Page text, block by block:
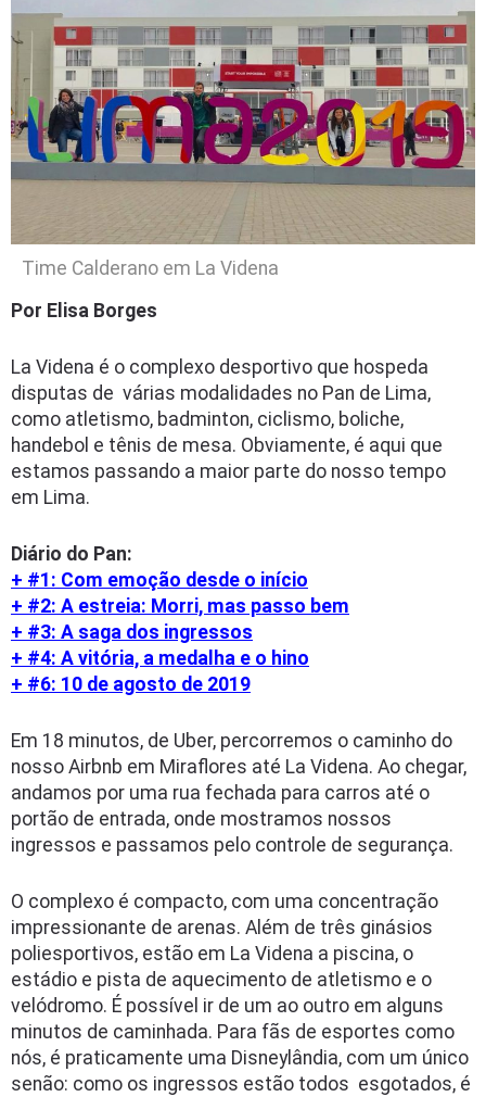
Time Calderano em La Videna
Por Elisa Borges
La Videna é o complexo desportivo que hospeda
disputas de várias modalidades no Pan de Lima,
como atletismo, badminton, ciclismo, boliche,
handebol e tênis de mesa. Obviamente, é aqui que
estamos passando a maior parte do nosso tempo
em Lima.
Diário do Pan:
+ #1: Com emoção desde o início
+ #2: A estreia: Morri, mas passo bem
+ #3: A saga dos ingressos
+ #4: A vitória, a medalha e o hino
+ #6: 10 de agosto de 2019
Em 18 minutos, de Uber, percorremos o caminho do
nosso Airbnb em Miraflores até La Videna. Ao chegar,
andamos por uma rua fechada para carros até o
portão de entrada, onde mostramos nossos
ingressos e passamos pelo controle de segurança.
O complexo é compacto, com uma concentração
impressionante de arenas. Além de três ginásios
poliesportivos, estão em La Videna a piscina, o
estádio e pista de aquecimento de atletismo e o
velódromo. É possível ir de um ao outro em alguns
minutos de caminhada. Para fãs de esportes como
nós, é praticamente uma Disneylândia, com um único
senão: como os ingressos estão todos esgotados, é